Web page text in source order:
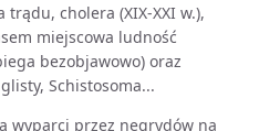
cholera (XIX-XXI w.),
miejscowa ludność
bezobjawowo) oraz
Schistosoma...
wyparci przez negrydów na